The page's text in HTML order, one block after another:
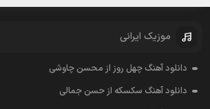
موزیک ایرانی
دانلود آهنگ چهل روز از محسن چاوشی
دانلود آهنگ سکسکه از حسن جمالی